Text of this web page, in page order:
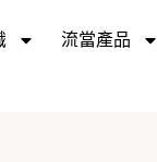
流當產品